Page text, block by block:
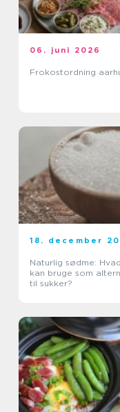
06. juni 2026
Frokostordning
18. december
Naturlig sødme: Hvad
kan bruge som
til sukker?